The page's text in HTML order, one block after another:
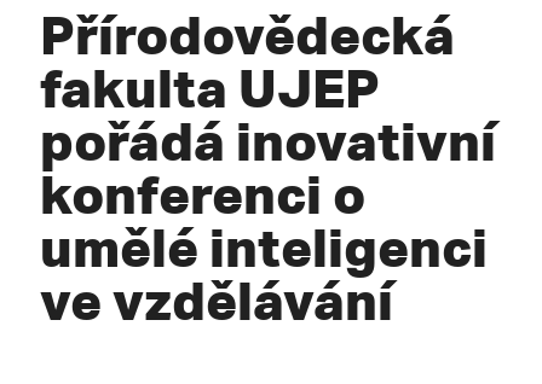
Přírodovědecká
fakulta UJEP
pořádá inovativní
konferenci o
umělé inteligenci
ve vzdělávání